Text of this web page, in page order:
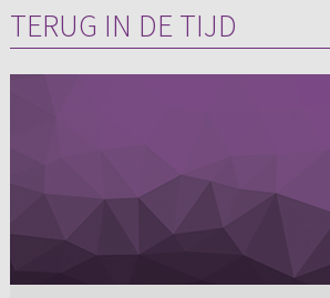
TERUG IN DE TIJD